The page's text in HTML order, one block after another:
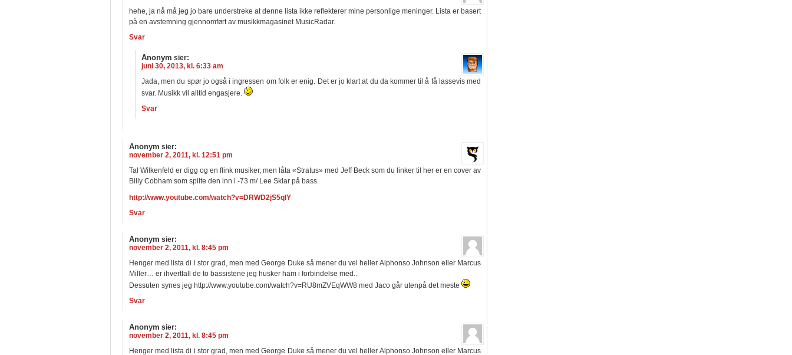
hehe, ja nå må jeg jo bare understreke at denne lista ikke reflekterer mine personlige meninger. Lista er basert
på en avstemning gjennomført av musikkmagasinet MusicRadar.
Svar
Anonym sier:
juni 30, 2013, kl. 6:33 am
Jada, men du spør jo også i ingressen om folk er enig. Det er jo klart at du da kommer til å få lassevis med
svar. Musikk vil alltid engasjere.
Svar
Anonym sier:
november 2, 2011, kl. 12:51 pm
Tal Wilkenfeld er digg og en flink musiker, men låta «Stratus» med Jeff Beck som du linker til her er en cover av
Billy Cobham som spilte den inn i -73 m/ Lee Sklar på bass.
http://www.youtube.com/watch?v=DRWD2jS5qlY
Svar
Anonym sier:
november 2, 2011, kl. 8:45 pm
Henger med lista di i stor grad, men med George Duke så mener du vel heller Alphonso Johnson eller Marcus
Miller… er ihvertfall de to bassistene jeg husker ham i forbindelse med..
Dessuten synes jeg http://www.youtube.com/watch?v=RU8mZVEqWW8 med Jaco går utenpå det meste
Svar
Anonym sier:
november 2, 2011, kl. 8:45 pm
Henger med lista di i stor grad, men med George Duke så mener du vel heller Alphonso Johnson eller Marcus